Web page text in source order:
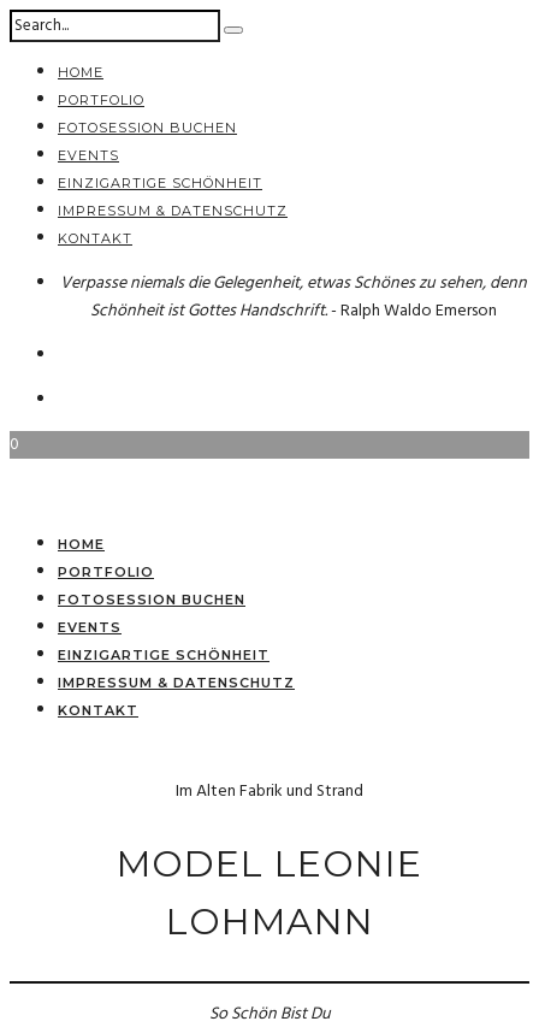
HOME
PORTFOLIO
FOTOSESSION BUCHEN
EVENTS
EINZIGARTIGE SCHÖNHEIT
IMPRESSUM & DATENSCHUTZ
KONTAKT
Verpasse niemals die Gelegenheit, etwas Schönes zu sehen, denn
Schönheit ist Gottes Handschrift.- Ralph Waldo Emerson
0
HOME
PORTFOLIO
FOTOSESSION BUCHEN
EVENTS
EINZIGARTIGE SCHÖNHEIT
IMPRESSUM & DATENSCHUTZ
KONTAKT
Im Alten Fabrik und Strand
MODEL LEONIE
LOHMANN
So Schön Bist Du